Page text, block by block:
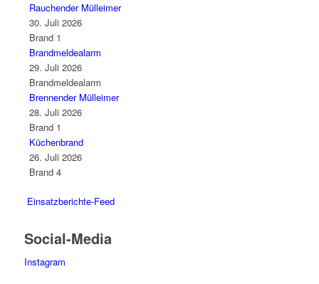
Rauchender Mülleimer
30. Juli 2026
Brand 1
Brandmeldealarm
29. Juli 2026
Brandmeldealarm
Brennender Mülleimer
28. Juli 2026
Brand 1
Küchenbrand
26. Juli 2026
Brand 4
Einsatzberichte-Feed
Social-Media
Instagram